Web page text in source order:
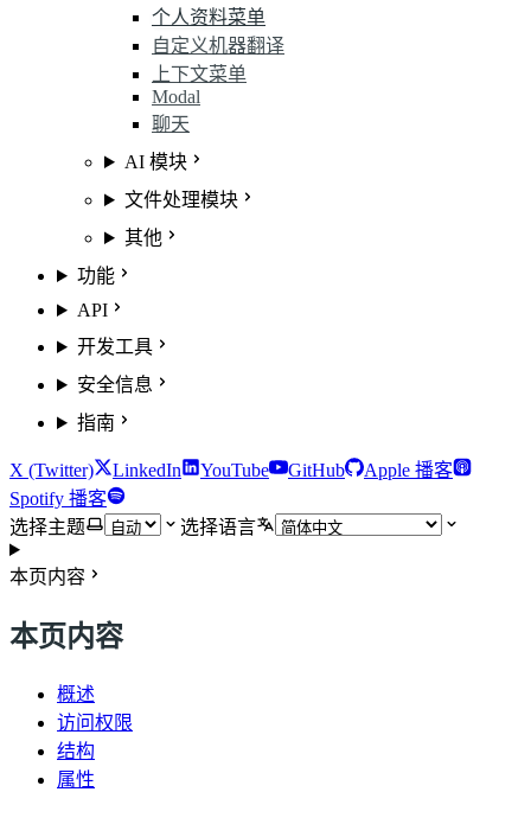
个人资料菜单
自定义机器翻译
上下文菜单
Modal
聊天
AI 模块
文件处理模块
其他
功能
API
开发工具
安全信息
指南
X (Twitter) LinkedIn YouTube GitHub
Apple 播客
Spotify 播客
选择主题
选择语言
本页内容
本页内容
概述
访问权限
结构
属性